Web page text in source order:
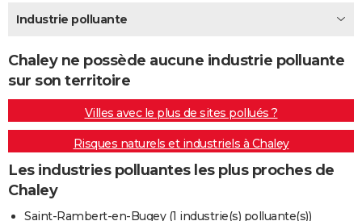
Destinations
City break
Voyage nature
Voyage de noces
Forum
Climat
+PHOTO
GUIDES D'ACHAT
BONS PLANS
CARTE DE VOEUX
Carte de Noël
Carte Bonne année
Carte Saint-Valentin
Carte d'anniversaire
DICTIONNAIRE
Dictionnaire
Biographies
Citations
Expressions
Proverbes
PROGRAMME TV
COPAINS D'AVANT
Industrie polluante
Chaley ne possède aucune industrie polluante
sur son territoire
Villes avec le plus de sites pollués ?
Risques naturels et industriels à Chaley
Les industries polluantes les plus proches de
Chaley
Saint-Rambert-en-Bugey (1 industrie(s) polluante(s))